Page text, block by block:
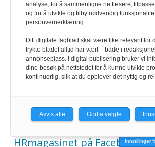
E-magasin
Annonser
HR-guiden
HRmagasinet på LinkedIn
HRmagasinet på Facebook
Innstillinger
analyse, for å sammenligne nettlesere,
og for å utvikle og tilby nødvendig
personvernerklæring.
Ditt digitale fagblad skal være like relevant for
trykte bladet alltid har vært – bade i
annonseplass. I digital publisering bruker vi
dine besøk på nettstedet for å kunne utvikle
kontinuerlig, slik at du opplever det nyttig og
Avvis alle Godta valgte